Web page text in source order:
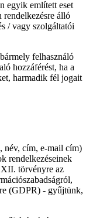
egyik említett eset
rendelkezésre álló
/ vagy szolgáltatói
felhasználó
hozzáférést, ha a
harmadik fél jogait
név, cím, e-mail cím)
rendelkezéseinek
törvényre az
(GDPR) - gyűjtünk,